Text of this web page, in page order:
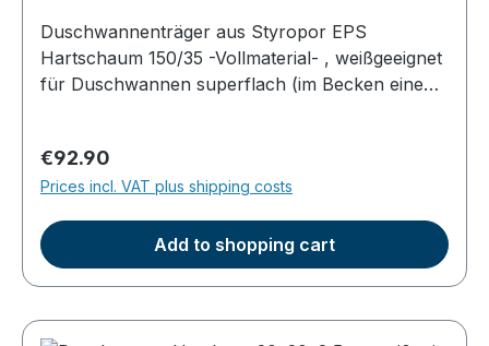
Duschwannenträger aus Styropor EPS
Hartschaum 150/35 -Vollmaterial- , weißgeeignet
für Duschwannen superflach (im Becken eine
Duschbecken (Platz für die
Befliesung)Ablaufloch wie abgebildet (kann aber
nach Kundenwunsch geändert werden)einfache
Befliesung, Wärmedämmung, vollflächige
Auflage (Montageschaum verwenden)
Regular price:
€92.90
Prices incl. VAT plus shipping costs
Add to shopping cart